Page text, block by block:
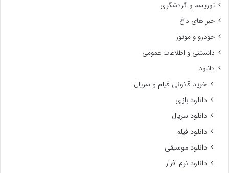
توریسم و گردشگری
خبر های داغ
خودرو و موتور
دانستنی و اطلاعات عمومی
دانلود
خرید قانونی فیلم و سریال
دانلود بازی
دانلود سریال
دانلود فیلم
دانلود موسیقی
دانلود نرم افزار